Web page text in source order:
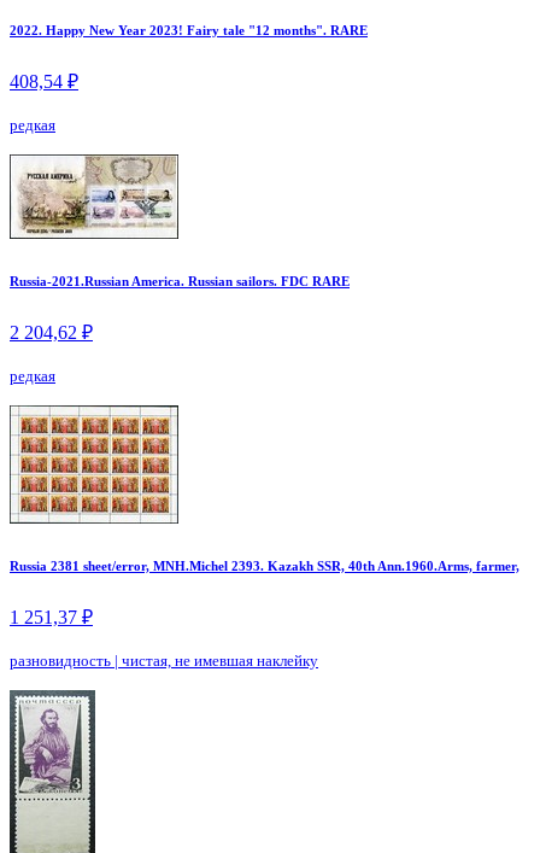
2022. Happy New Year 2023! Fairy tale "12 months". RARE
408,54 ₽
редкая
Russia-2021.Russian America. Russian sailors. FDC RARE
2 204,62 ₽
редкая
Russia 2381 sheet/error, MNH.Michel 2393. Kazakh SSR, 40th Ann.1960.Arms, farmer,
1 251,37 ₽
разновидность | чистая, не имевшая наклейку